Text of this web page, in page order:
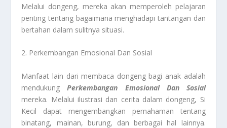
Melalui dongeng, mereka akan memperoleh pelajaran
penting tentang bagaimana menghadapi tantangan dan
bertahan dalam sulitnya situasi.
2. Perkembangan Emosional Dan Sosial
Manfaat lain dari membaca dongeng bagi anak adalah
mendukungPerkembangan Emosional Dan Sosial
mereka. Melalui ilustrasi dan cerita dalam dongeng, Si
Kecil dapat mengembangkan pemahaman tentang
binatang, mainan, burung, dan berbagai hal lainnya.